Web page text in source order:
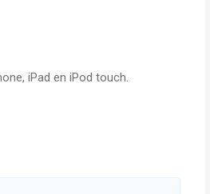
& selepas
iPad en iPod touch.